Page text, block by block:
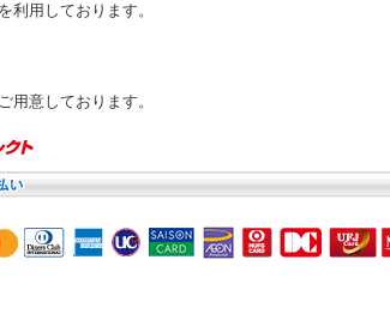
用しております。
意しております。